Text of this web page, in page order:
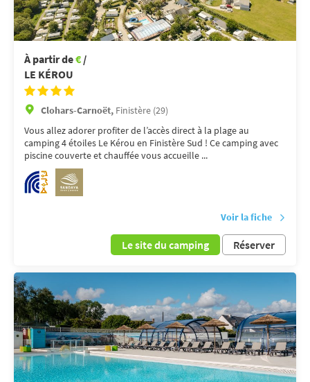
À partir de€ /
LE KÉROU
Clohars-Carnoët, Finistère (29)
Vous allez adorer profiter de l’accès direct à la plage au
camping 4 étoiles Le Kérou en Finistère Sud ! Ce camping avec
piscine couverte et chauffée vous accueille ...
Voir la fiche
Le site du camping Réserver